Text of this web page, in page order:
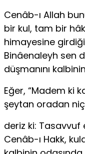
Cenâb-ı Allah
bir kul, tam bir
himayesine
Binâenaleyh sen
düşmanını
Eğer, “Madem ki
şeytan oradan
deriz ki: Tasavvuf
Cenâb-ı Hakk,